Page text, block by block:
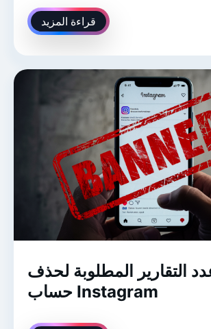
قراءة المزيد
التقارير المطلوبة لحذف
حساب Instagram